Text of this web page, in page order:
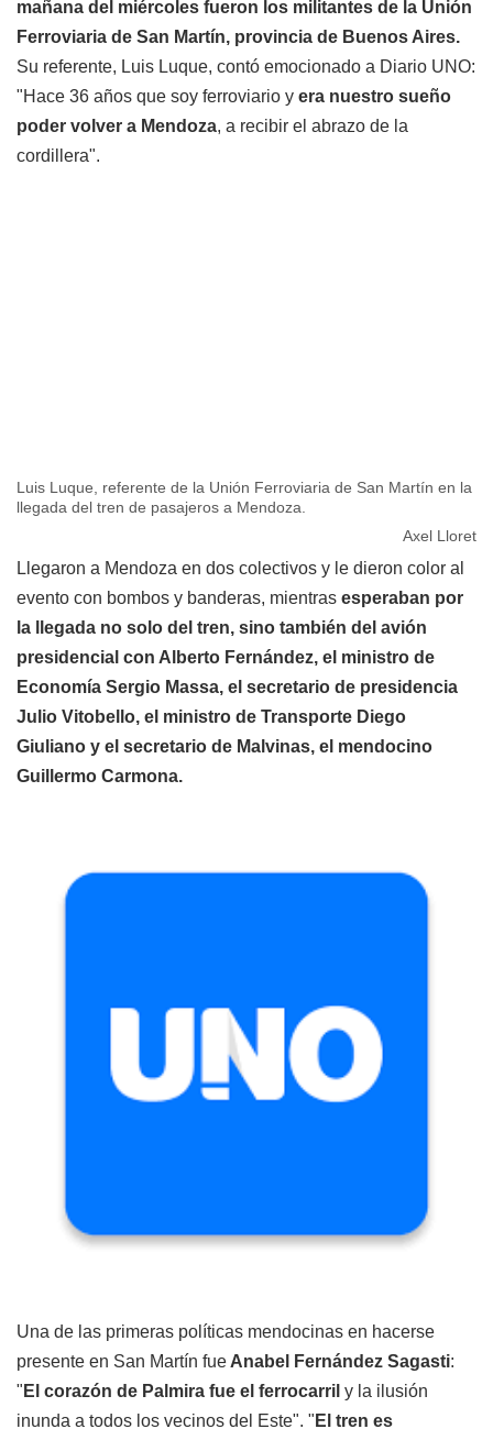
mañana del miércoles fueron los militantes de la Unión
Ferroviaria de San Martín, provincia de Buenos Aires.
Su referente, Luis Luque, contó emocionado a Diario UNO:
"Hace 36 años que soy ferroviario y era nuestro sueño
poder volver a Mendoza, a recibir el abrazo de la
cordillera".
Luis Luque, referente de la Unión Ferroviaria de San Martín en la
llegada del tren de pasajeros a Mendoza.
Axel Lloret
Llegaron a Mendoza en dos colectivos y le dieron color al
evento con bombos y banderas, mientras esperaban por
la llegada no solo del tren, sino también del avión
presidencial con Alberto Fernández, el ministro de
Economía Sergio Massa, el secretario de presidencia
Julio Vitobello, el ministro de Transporte Diego
Giuliano y el secretario de Malvinas, el mendocino
Guillermo Carmona.
Una de las primeras políticas mendocinas en hacerse
presente en San Martín fue Anabel Fernández Sagasti:
" El corazón de Palmira fue el ferrocarril y la ilusión
inunda a todos los vecinos del Este". " El tren es